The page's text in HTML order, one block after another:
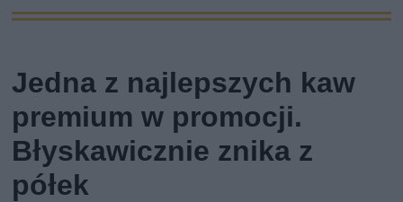
Jedna z najlepszych kaw
premium w promocji.
Błyskawicznie znika z
półek